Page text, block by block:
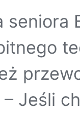
seniora
– Jeśli